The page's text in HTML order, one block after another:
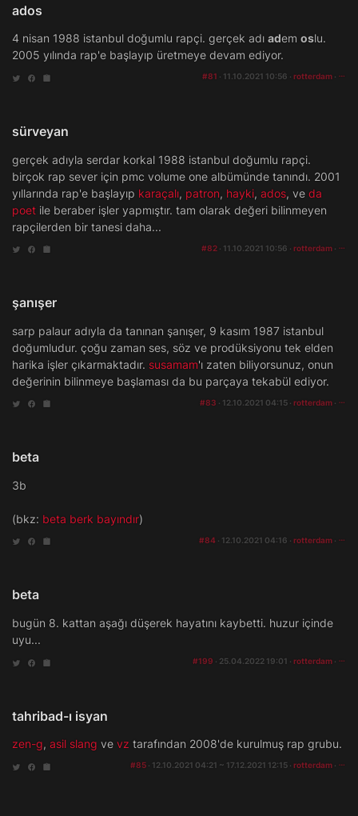
ados
4 nisan 1988 istanbul doğumlu rapçi. gerçek adı adem oslu.
2005 yılında rap'e başlayıp üretmeye devam ediyor.
#81 · 11.10.2021 10:56 · rotterdam ·
sürveyan
gerçek adıyla serdar korkal 1988 istanbul doğumlu rapçi.
birçok rap sever için pmc volume one albümünde tanındı. 2001
yıllarında rap'e başlayıp karaçalı, patron, hayki, ados, ve da
poet ile beraber işler yapmıştır. tam olarak değeri bilinmeyen
rapçilerden bir tanesi daha...
#82 · 11.10.2021 10:56 · rotterdam ·
şanışer
sarp palaur adıyla da tanınan şanışer, 9 kasım 1987 istanbul
doğumludur. çoğu zaman ses, söz ve prodüksiyonu tek elden
harika işler çıkarmaktadır. susamam'ı zaten biliyorsunuz, onun
değerinin bilinmeye başlaması da bu parçaya tekabül ediyor.
#83 · 12.10.2021 04:15 · rotterdam ·
beta
3b
(bkz: beta berk bayındır)
#84 · 12.10.2021 04:16 · rotterdam ·
beta
bugün 8. kattan aşağı düşerek hayatını kaybetti. huzur içinde
uyu...
#199 · 25.04.2022 19:01 · rotterdam ·
tahribad-ı isyan
zen-g, asil slang ve vz tarafından 2008'de kurulmuş rap grubu.
#85 · 12.10.2021 04:21 ~ 17.12.2021 12:15 · rotterdam ·